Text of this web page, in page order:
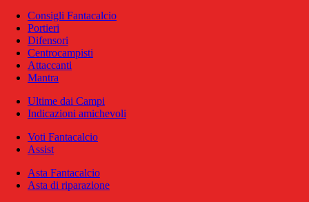
Consigli Fantacalcio
Portieri
Difensori
Centrocampisti
Attaccanti
Mantra
Ultime dai Campi
Indicazioni amichevoli
Voti Fantacalcio
Assist
Asta Fantacalcio
Asta di riparazione